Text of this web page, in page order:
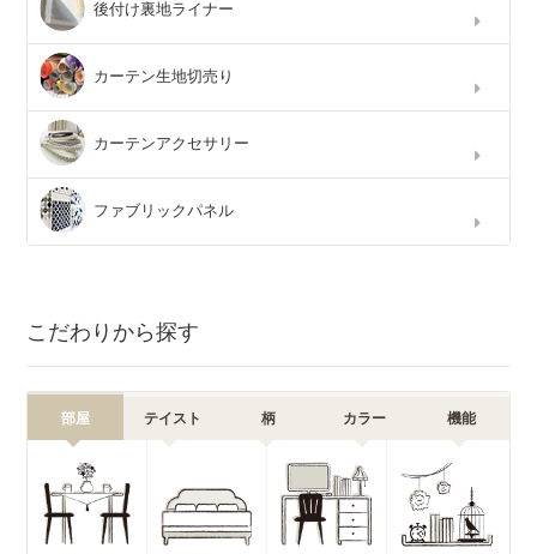
後付け裏地ライナー
カーテン生地切売り
カーテンアクセサリー
ファブリックパネル
こだわりから探す
部屋 テイスト 柄 カラー 機能